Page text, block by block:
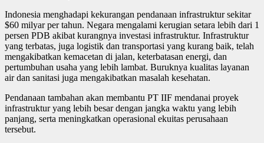
Indonesia menghadapi kekurangan pendanaan infrastruktur sekitar
$60 milyar per tahun. Negara mengalami kerugian setara lebih dari 1
persen PDB akibat kurangnya investasi infrastruktur. Infrastruktur
yang terbatas, juga logistik dan transportasi yang kurang baik, telah
mengakibatkan kemacetan di jalan, keterbatasan energi, dan
pertumbuhan usaha yang lebih lambat. Buruknya kualitas layanan
air dan sanitasi juga mengakibatkan masalah kesehatan.
Pendanaan tambahan akan membantu PT IIF mendanai proyek
infrastruktur yang lebih besar dengan jangka waktu yang lebih
panjang, serta meningkatkan operasional ekuitas perusahaan
tersebut.